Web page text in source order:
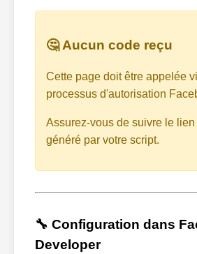
🤔 Aucun code reçu
Cette page doit être appelée
processus d'autorisation
Assurez-vous de suivre le
généré par votre script.
🔧 Configuration dans
Developer